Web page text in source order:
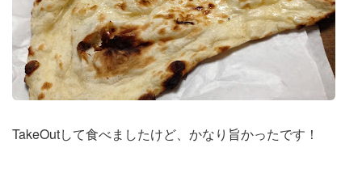
TakeOutして食べましたけど、かなり旨かったです！